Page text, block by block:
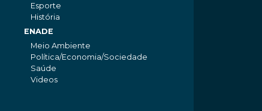
Esporte
História
ENADE
Meio Ambiente
Política/Economia/Sociedade
Saúde
Videos